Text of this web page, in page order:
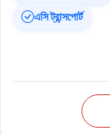
এসি ট্রান্সপোর্ট